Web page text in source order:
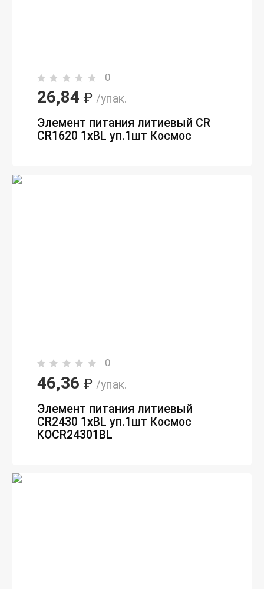
0
26,84 ₽ /упак.
Элемент питания литиевый CR
CR1620 1хBL уп.1шт Космос
0
46,36 ₽ /упак.
Элемент питания литиевый
CR2430 1хBL уп.1шт Космос
KOCR24301BL